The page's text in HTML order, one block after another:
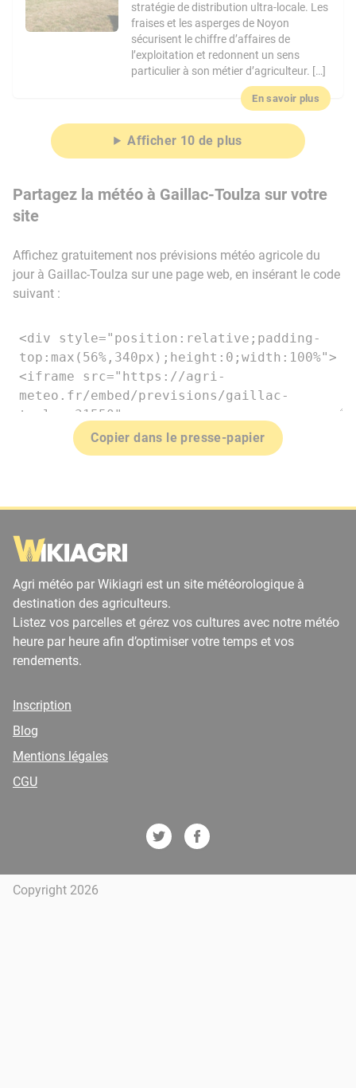
stratégie de distribution ultra-locale. Les
fraises et les asperges de Noyon
sécurisent le chiffre d’affaires de
l’exploitation et redonnent un sens
particulier à son métier d’agriculteur. […]
En savoir plus
Afficher 10 de plus
Partagez la météo à Gaillac-Toulza sur votre
site
Affichez gratuitement nos prévisions météo agricole du
jour à Gaillac-Toulza sur une page web, en insérant le code
suivant :
Copier dans le presse-papier
Agri météo par Wikiagri est un site météorologique à
destination des agriculteurs.
Listez vos parcelles et gérez vos cultures avec notre météo
heure par heure afin d’optimiser votre temps et vos
rendements.
Inscription
Blog
Mentions légales
CGU
Copyright 2026